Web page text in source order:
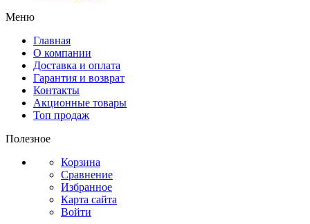
Меню
Главная
О компании
Доставка и оплата
Гарантия и возврат
Контакты
Акционные товары
Топ продаж
Полезное
Корзина
Сравнение
Избранное
Карта сайта
Войти